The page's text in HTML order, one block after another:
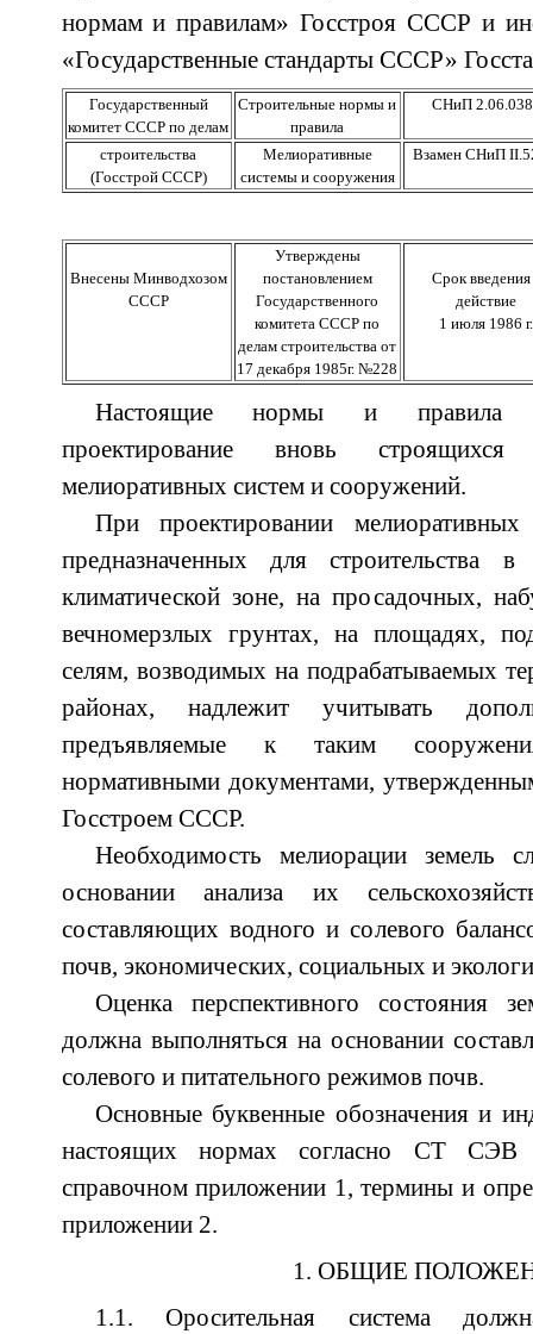
нормам и правилам» Госстроя СССР и
«Государственные стандарты СССР»
Государственный
комитет СССР по делам
Строительные нормы и
правила
СНиП
строительства
(Госстрой СССР)
Мелиоративные
системы и сооружения
Взамен СНиП
Внесены Минводхозом
СССР
Утверждены
постановлением
Государственного
комитета СССР по
делам строительства от
17 декабря 1985г. №228
Срок введения
действие
1 июля 1986 г.
Настоящие нормы и правила
проектирование вновь
мелиоративных систем и сооружений.
При проектировании
предназначенных для строительства в
климатической зоне, на просадочных,
вечномерзлых грунтах, на площадях,
селям, возводимых на подрабатываемых
районах, надлежит учитывать
предъявляемые к таким
нормативными документами,
Госстроем СССР.
Необходимость мелиорации земель
основании анализа их
составляющих водного и солевого
почв, экономических, социальных и
Оценка перспективного состояния
должна выполняться на основании
солевого и питательного режимов почв.
Основные буквенные обозначения и
настоящих нормах согласно СТ СЭВ
справочном приложении 1, термины и
приложении 2.
1. ОБЩИЕ
1.1. Оросительная система